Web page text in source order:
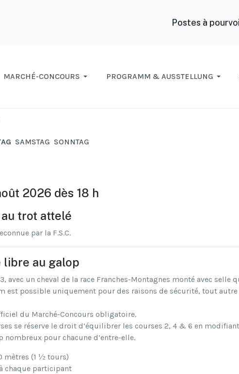
Postes à
MARCHÉ-CONCOURS PROGRAMM & AUSSTELLUNG
SAMSTAG SONNTAG
2026 dès 18 h
au trot attelé
par la F.S.C.
libre au galop
avec un cheval de la race Franches-Montagnes monté avec
est possible uniquement pour des raisons de sécurité, tout
du Marché-Concours obligatoire.
se réserve le droit d’équilibrer les courses 2, 4 & 6 en
pour chacune d’entre-elle.
mètres (1 ½ tours)
chaque participant